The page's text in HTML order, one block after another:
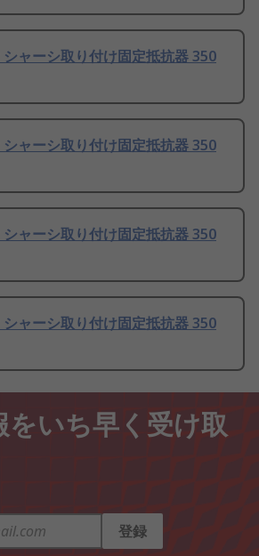
ャーシ取り付け固定抵抗器 350
ャーシ取り付け固定抵抗器 350
ャーシ取り付け固定抵抗器 350
ャーシ取り付け固定抵抗器 350
をいち早く受け取
登録